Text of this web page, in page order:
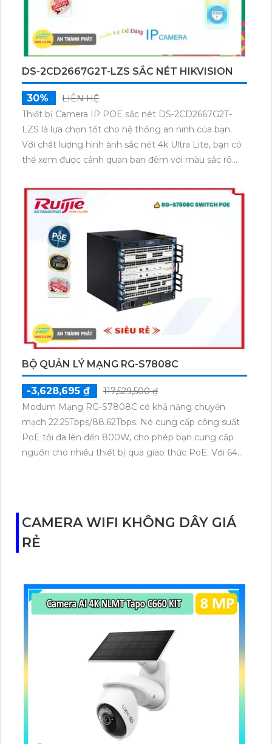
DS-2CD2667G2T-LZS SẮC NÉT HIKVISION
30%
LIÊN HỆ
Thiết bị Camera IP POE sắc nét DS-2CD2667G2T-
LZS là lựa chọn tốt cho hệ thống an ninh của bạn.
Với chất lượng hình ảnh sắc nét 4k Ultra Lite, bạn có
thể xem được cảnh quan ban đêm với màu sắc rõ
này được trang bị công nghệ IP POE để truyền tải
dữ liệu một cách ổn định mà không giảm chất lượng.
hợp cho môi trường làm việc khắc nghiệt như xưởng
sản xuất.
BỘ QUẢN LÝ MẠNG RG-S7808C
-3,628,695 ₫
117,529,500 ₫
Modum Mạng RG-S7808C có khả năng chuyển
mạch 22.25Tbps/88.62Tbps. Nó cung cấp công suất
PoE tối đa lên đến 800W, cho phép bạn cung cấp
nguồn cho nhiều thiết bị qua giao thức PoE. Với 64K
mạng, giúp tiết kiệm không gian và tiện lợi trong
triển khai mạng. Modum Mạng RG-S7808C thực sự
là một lựa chọn tuyệt vời cho môi trường mạng hiện
CAMERA WIFI KHÔNG DÂY GIÁ
RẺ